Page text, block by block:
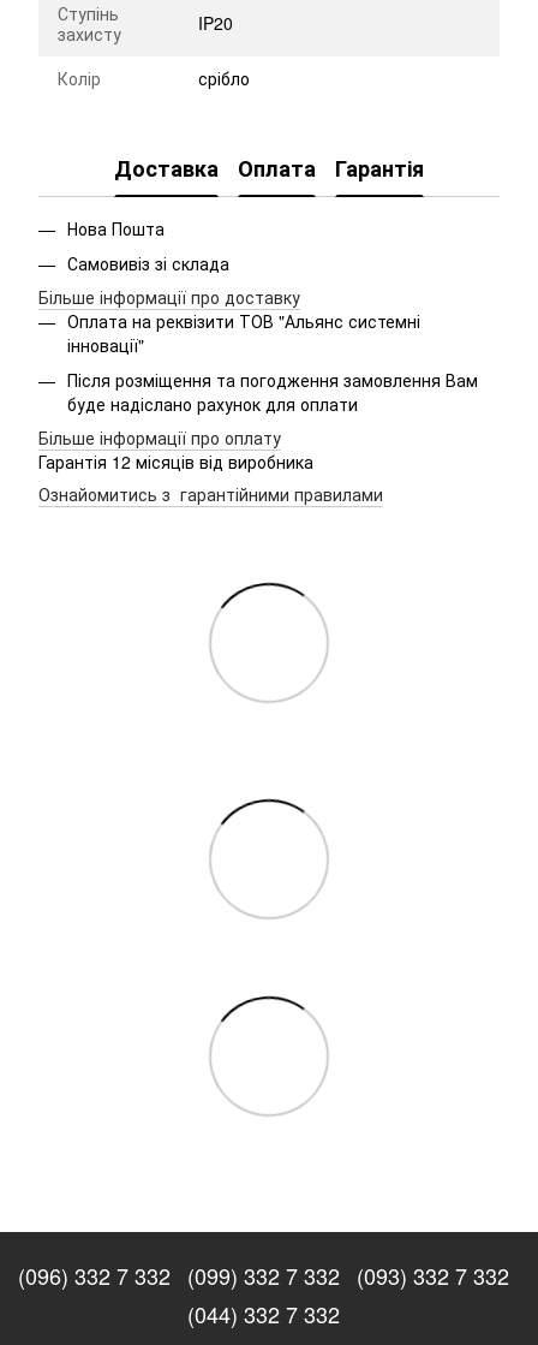
Ступінь
захисту
IP20
Колір срібло
Доставка Оплата Гарантія
Нова Пошта
Самовивіз зі склада
Більше інформації про доставку
Оплата на реквізити ТОВ "Альянс системні
інновації"
Після розміщення та погодження замовлення Вам
буде надіслано рахунок для оплати
Більше інформації про оплату
Гарантія 12 місяців від виробника
Ознайомитись з гарантійними правилами
(096) 332 7 332 (099) 332 7 332 (093) 332 7 332
(044) 332 7 332